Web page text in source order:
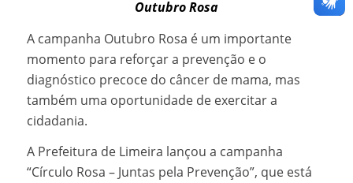
Outubro Rosa
A campanha Outubro Rosa é um importante
momento para reforçar a prevenção e o
diagnóstico precoce do câncer de mama, mas
também uma oportunidade de exercitar a
cidadania.
A Prefeitura de Limeira lançou a campanha
“Círculo Rosa – Juntas pela Prevenção”, que está